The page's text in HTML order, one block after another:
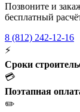
Позвоните и
бесплатный
8 (812) 242-12-16
⚡
Сроки
💳
Поэтапная
✏️